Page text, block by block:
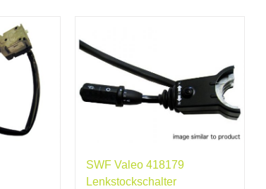
SWF Valeo 418179
Lenkstockschalter